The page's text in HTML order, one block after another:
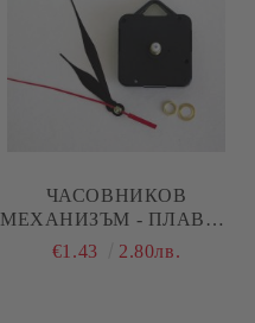
ЧАСОВНИКОВ
МЕХАНИЗЪМ - ПЛАВЕН
( ДЪЛГА РЕЗБА ) - ЧЕРНИ
€1.43 2.80лв.